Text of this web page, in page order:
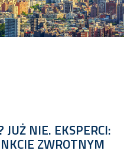
JUŻ NIE. EKSPERCI:
ZWROTNYM